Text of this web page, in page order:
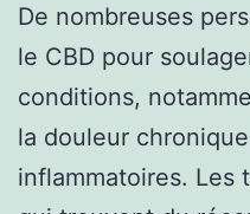
De nombreuses
le CBD pour
conditions,
la douleur
inflammatoires. Les